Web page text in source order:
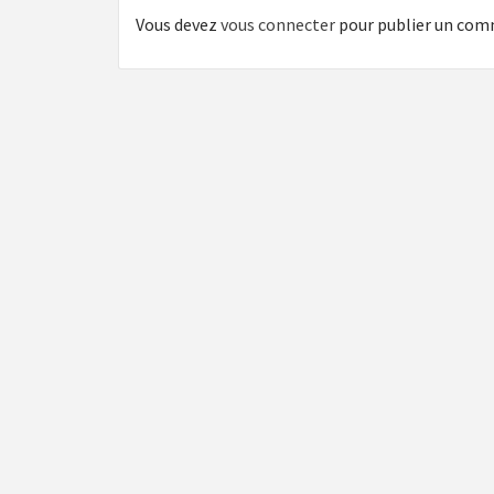
Vous devez vous connecter pour publier un